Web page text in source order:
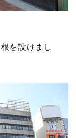
を設けまし